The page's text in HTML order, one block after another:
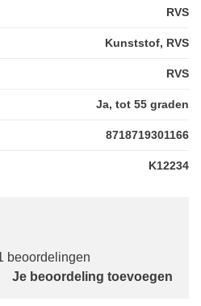
RVS
Kunststof, RVS
RVS
Ja, tot 55 graden
8718719301166
K12234
beoordelingen
Je beoordeling toevoegen